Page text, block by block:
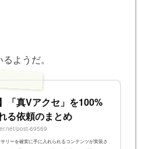
ようだ。
「真Vアクセ」を100%
る依頼のまとめ
post-69569
リーを確実に手に入れられるコンテンツが実装さ